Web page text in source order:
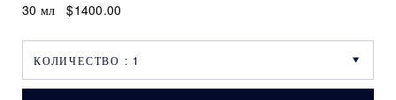
30 мл$1400.00